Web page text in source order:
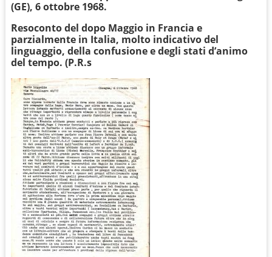
(GE), 6 ottobre 1968.
Resoconto del dopo Maggio in Francia e
parzialmente in Italia, molto indicativo del
linguaggio, della confusione e degli stati d’animo
del tempo. (P.R.s